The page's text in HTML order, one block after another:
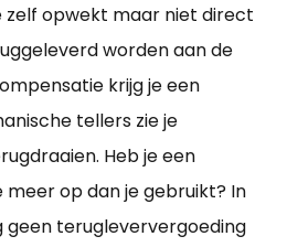
zelf opwekt maar niet direct
worden aan de
krijg je een
tellers zie je
Heb je een
meer op dan je gebruikt? In
geen terugleververgoeding